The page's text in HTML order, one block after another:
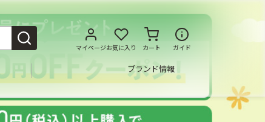
マイページお気に入り カート ガイド
ブランド情報